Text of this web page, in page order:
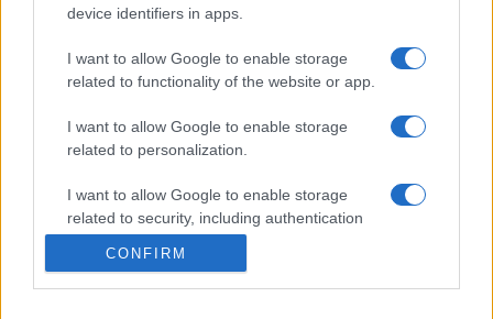
device identifiers in apps.
I want to allow Google to enable storage
related to functionality of the website or app.
I want to allow Google to enable storage
related to personalization.
I want to allow Google to enable storage
related to security, including authentication
functionality and fraud prevention, and other
user protection.
CONFIRM
mellett
Amire többmillióan vártunk: szombattól